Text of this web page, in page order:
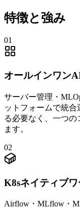
特徴と強み
01
オールインワン
サーバー管理・
ットフォームで統
る必要なく、一つ
ます。
02
K8sネイティブ
Airflow・MLflow・